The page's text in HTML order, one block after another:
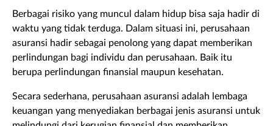
Berbagai risiko yang muncul dalam hidup bisa saja hadir di
waktu yang tidak terduga. Dalam situasi ini, perusahaan
asuransi hadir sebagai penolong yang dapat memberikan
perlindungan bagi individu dan perusahaan. Baik itu
berupa perlindungan finansial maupun kesehatan.
Secara sederhana, perusahaan asuransi adalah lembaga
keuangan yang menyediakan berbagai jenis asuransi untuk